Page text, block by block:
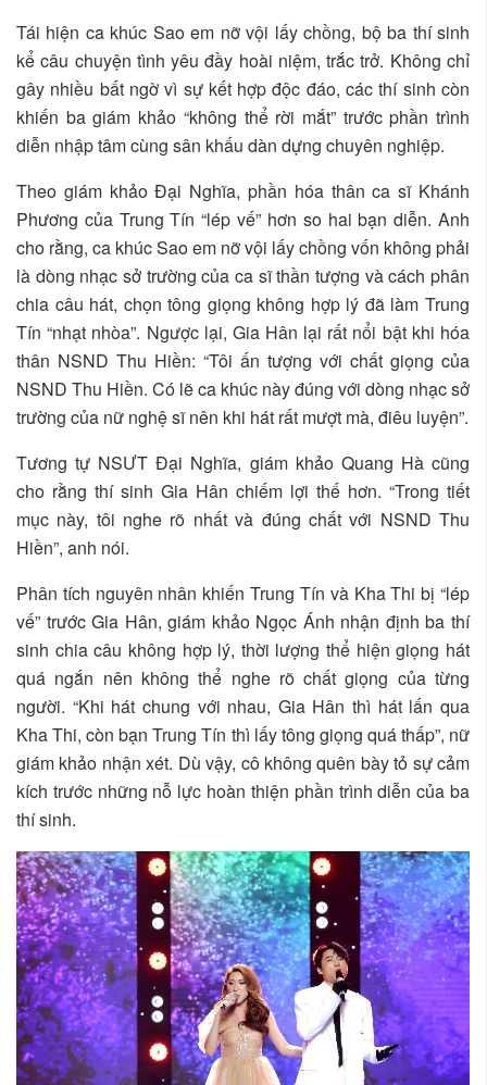
Tái hiện ca khúc Sao em nỡ vội lấy chồng, bộ ba thí sinh
kể câu chuyện tình yêu đầy hoài niệm, trắc trở. Không chỉ
gây nhiều bất ngờ vì sự kết hợp độc đáo, các thí sinh còn
khiến ba giám khảo “không thể rời mắt” trước phần trình
diễn nhập tâm cùng sân khấu dàn dựng chuyên nghiệp.
Theo giám khảo Đại Nghĩa, phần hóa thân ca sĩ Khánh
Phương của Trung Tín “lép vế” hơn so hai bạn diễn. Anh
cho rằng, ca khúc Sao em nỡ vội lấy chồng vốn không phải
là dòng nhạc sở trường của ca sĩ thần tượng và cách phân
chia câu hát, chọn tông giọng không hợp lý đã làm Trung
Tín “nhạt nhòa”. Ngược lại, Gia Hân lại rất nổi bật khi hóa
thân NSND Thu Hiền: “Tôi ấn tượng với chất giọng của
NSND Thu Hiền. Có lẽ ca khúc này đúng với dòng nhạc sở
trường của nữ nghệ sĩ nên khi hát rất mượt mà, điêu luyện”.
Tương tự NSƯT Đại Nghĩa, giám khảo Quang Hà cũng
cho rằng thí sinh Gia Hân chiếm lợi thế hơn. “Trong tiết
mục này, tôi nghe rõ nhất và đúng chất với NSND Thu
Hiền”, anh nói.
Phân tích nguyên nhân khiến Trung Tín và Kha Thi bị “lép
vế” trước Gia Hân, giám khảo Ngọc Ánh nhận định ba thí
sinh chia câu không hợp lý, thời lượng thể hiện giọng hát
quá ngắn nên không thể nghe rõ chất giọng của từng
người. “Khi hát chung với nhau, Gia Hân thì hát lấn qua
Kha Thi, còn bạn Trung Tín thì lấy tông giọng quá thấp”, nữ
giám khảo nhận xét. Dù vậy, cô không quên bày tỏ sự cảm
kích trước những nỗ lực hoàn thiện phần trình diễn của ba
thí sinh.